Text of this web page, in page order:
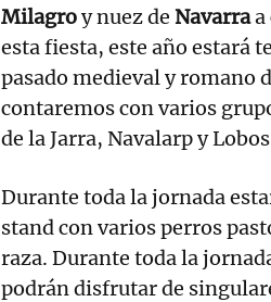
Milagroy nuez de Navarraa
esta fiesta, este año estará
pasado medieval y romano
contaremos con varios
de la Jarra, Navalarp y
Durante toda la jornada
stand con varios perros
raza. Durante toda la
podrán disfrutar de